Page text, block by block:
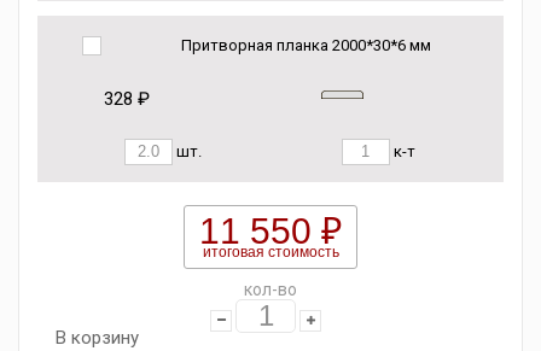
Притворная планка 2000*30*6 мм
328 ₽
шт. к-т
11 550 ₽
итоговая стоимость
кол-во
В корзину